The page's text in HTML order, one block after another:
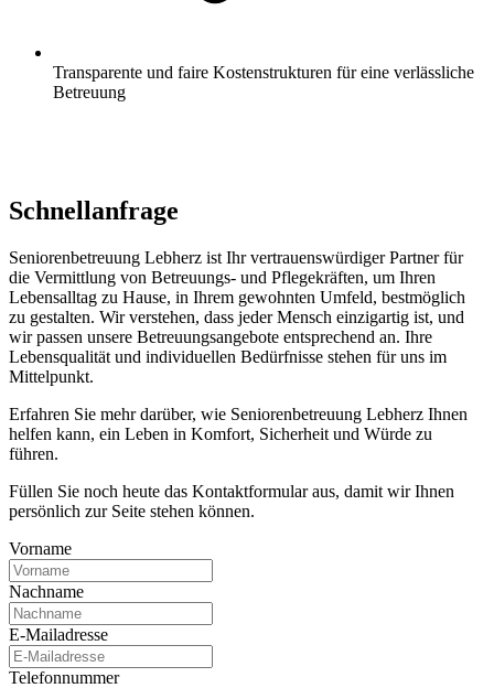
Transparente und faire Kostenstrukturen für eine verlässliche
Betreuung
Schnell­anfrage
Seniorenbetreuung Lebherz ist Ihr vertrauenswürdiger Partner für
die Vermittlung von Betreuungs- und Pflegekräften, um Ihren
Lebensalltag zu Hause, in Ihrem gewohnten Umfeld, bestmöglich
zu gestalten. Wir verstehen, dass jeder Mensch einzigartig ist, und
wir passen unsere Betreuungsangebote entsprechend an. Ihre
Lebensqualität und individuellen Bedürfnisse stehen für uns im
Mittelpunkt.
Erfahren Sie mehr darüber, wie Seniorenbetreuung Lebherz Ihnen
helfen kann, ein Leben in Komfort, Sicherheit und Würde zu
führen.
Füllen Sie noch heute das Kontaktformular aus, damit wir Ihnen
persönlich zur Seite stehen können.
Vorname
Nachname
E-Mailadresse
Telefonnummer